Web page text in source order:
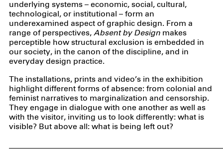
underlying systems – economic, social, cultural,
technological, or institutional – form an
underexamined aspect of graphic design. From a
range of perspectives, Absent by Designmakes
perceptible how structural exclusion is embedded in
our society, in the canon of the discipline, and in
everyday design practice.
The installations, prints and video’s in the exhibition
highlight different forms of absence: from colonial and
feminist narratives to marginalization and censorship.
They engage in dialogue with one another as well as
with the visitor, inviting us to look differently: what is
visible? But above all: what is being left out?